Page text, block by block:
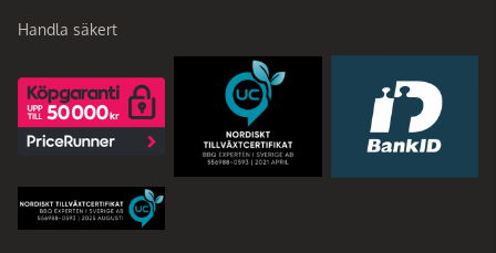
Handla säkert